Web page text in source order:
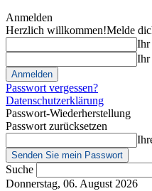
Anmelden
Herzlich willkommen!Melde
Ihr
Ihr
Passwort vergessen?
Datenschutzerklärung
Passwort-Wiederherstellung
Passwort zurücksetzen
Suche
Donnerstag, 06. August 2026